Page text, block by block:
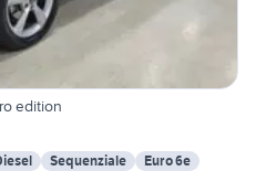
edition
Sequenziale
Euro 6e